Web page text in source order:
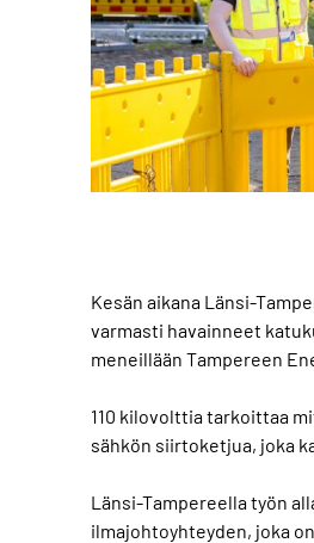
Kesän aikana Länsi-
varmasti havainneet
meneillään Tampereen
110 kilovolttia tarkoittaa
sähkön siirtoketjua, joka
Länsi-Tampereella työn
ilmajohtoyhteyden, joka